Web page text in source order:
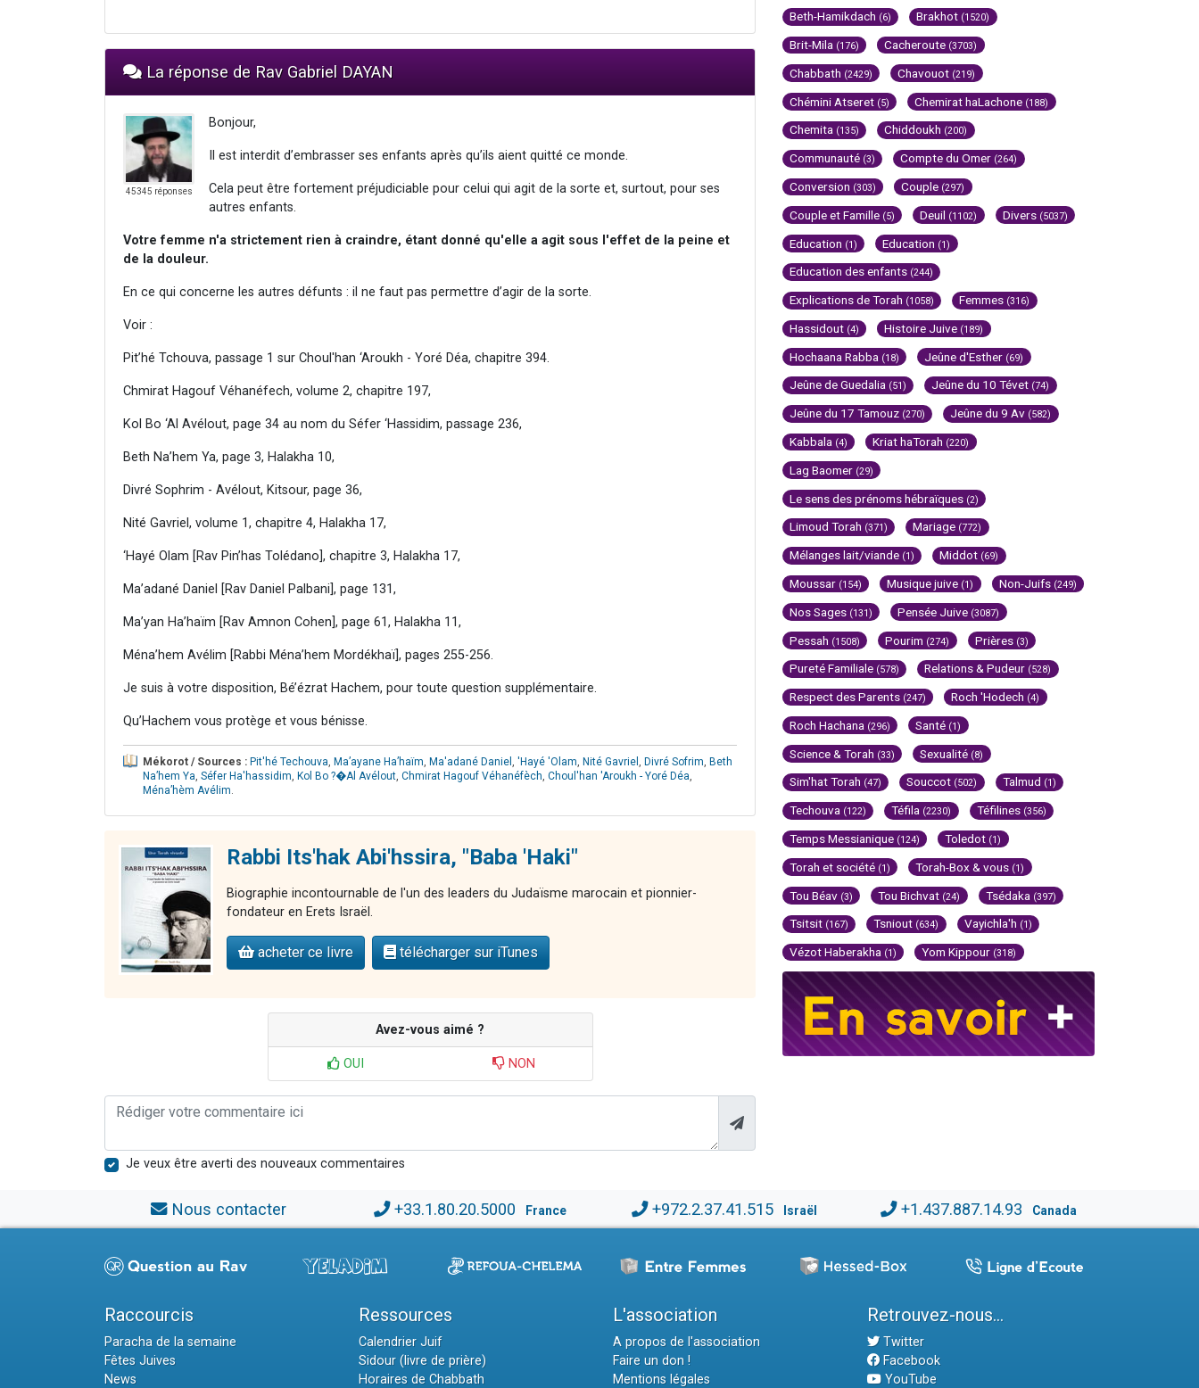
La réponse de Rav Gabriel DAYAN
45345 réponses
Bonjour,
Il est interdit d’embrasser ses enfants après qu’ils aient quitté ce monde.
Cela peut être fortement préjudiciable pour celui qui agit de la sorte et, surtout, pour ses
autres enfants.
Votre femme n'a strictement rien à craindre, étant donné qu'elle a agit sous l'effet de la peine et
de la douleur.
En ce qui concerne les autres défunts : il ne faut pas permettre d’agir de la sorte.
Voir :
Pit’hé Tchouva, passage 1 sur Choul'han ‘Aroukh - Yoré Déa, chapitre 394.
Chmirat Hagouf Véhanéfech, volume 2, chapitre 197,
Kol Bo ‘Al Avélout, page 34 au nom du Séfer ‘Hassidim, passage 236,
Beth Na’hem Ya, page 3, Halakha 10,
Divré Sophrim - Avélout, Kitsour, page 36,
Nité Gavriel, volume 1, chapitre 4, Halakha 17,
‘Hayé Olam [Rav Pin’has Tolédano], chapitre 3, Halakha 17,
Ma’adané Daniel [Rav Daniel Palbani], page 131,
Ma’yan Ha’haïm [Rav Amnon Cohen], page 61, Halakha 11,
Ména’hem Avélim [Rabbi Ména’hem Mordékhaï], pages 255-256.
Je suis à votre disposition, Bé’ézrat Hachem, pour toute question supplémentaire.
Qu’Hachem vous protège et vous bénisse.
Mékorot / Sources : Pit'hé Techouva Ma’ayane Ha’haïm Ma'adané Daniel 'Hayé 'Olam Nité Gavriel Divré Sofrim Beth
Na’hem Ya Séfer Ha'hassidim Kol Bo ?�Al Avélout Chmirat Hagouf Véhanéfèch Choul'han 'Aroukh - Yoré Déa
Ména’hèm Avélim
Rabbi Its'hak Abi'hssira, "Baba 'Haki"
Biographie incontournable de l'un des leaders du Judaïsme marocain et pionnier-
fondateur en Erets Israël.
acheter ce livre télécharger sur iTunes
Avez-vous aimé ?
OUI NON
Je veux être averti des nouveaux commentaires
Beth-Hamikdach (6) Brakhot (1520)
Brit-Mila (176) Cacheroute (3703)
Chabbath (2429) Chavouot (219)
Chémini Atseret (5) Chemirat haLachone (188)
Chemita (135) Chiddoukh (200)
Communauté (3) Compte du Omer (264)
Conversion (303) Couple (297)
Couple et Famille (5) Deuil (1102) Divers (5037)
Education (1) Education (1)
Education des enfants (244)
Explications de Torah (1058) Femmes (316)
Hassidout (4) Histoire Juive (189)
Hochaana Rabba (18) Jeûne d'Esther (69)
Jeûne de Guedalia (51) Jeûne du 10 Tévet (74)
Jeûne du 17 Tamouz (270) Jeûne du 9 Av (582)
Kabbala (4) Kriat haTorah (220)
Lag Baomer (29)
Le sens des prénoms hébraïques (2)
Limoud Torah (371) Mariage (772)
Mélanges lait/viande (1) Middot (69)
Moussar (154) Musique juive (1) Non-Juifs (249)
Nos Sages (131) Pensée Juive (3087)
Pessah (1508) Pourim (274) Prières (3)
Pureté Familiale (578) Relations & Pudeur (528)
Respect des Parents (247) Roch 'Hodech (4)
Roch Hachana (296) Santé (1)
Science & Torah (33) Sexualité (8)
Sim'hat Torah (47) Souccot (502) Talmud (1)
Techouva (122) Téfila (2230) Téfilines (356)
Temps Messianique (124) Toledot (1)
Torah et société (1) Torah-Box & vous (1)
Tou Béav (3) Tou Bichvat (24) Tsédaka (397)
Tsitsit (167) Tsniout (634) Vayichla'h (1)
Vézot Haberakha (1) Yom Kippour (318)
Nous contacter +33.1.80.20.5000 France +972.2.37.41.515 Israël +1.437.887.14.93 Canada
Raccourcis
Paracha de la semaine
Fêtes Juives
News
Ressources
Calendrier Juif
Sidour (livre de prière)
Horaires de Chabbath
L'association
A propos de l'association
Faire un don !
Mentions légales
Retrouvez-nous...
Twitter
Facebook
YouTube